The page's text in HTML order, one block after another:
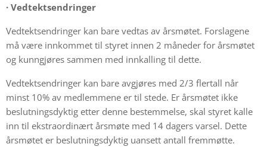
· Vedtektsendringer
Vedtektsendringer kan bare vedtas av årsmøtet. Forslagene
må være innkommet til styret innen 2 måneder for årsmøtet
og kunngjøres sammen med innkalling til dette.
Vedtektsendringer kan bare avgjøres med 2/3 flertall når
minst 10% av medlemmene er til stede. Er årsmøtet ikke
beslutningsdyktig etter denne bestemmelse, skal styret kalle
inn til ekstraordinært årsmøte med 14 dagers varsel. Dette
årsmøtet er beslutningsdyktig uansett antall fremmøtte.